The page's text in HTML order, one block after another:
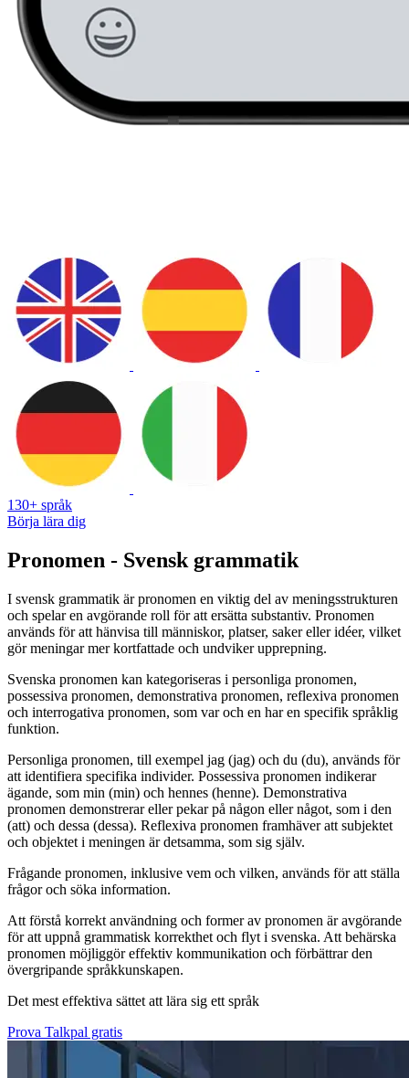
130+ språk
Börja lära dig
Pronomen - Svensk grammatik
I svensk grammatik är pronomen en viktig del av meningsstrukturen
och spelar en avgörande roll för att ersätta substantiv. Pronomen
används för att hänvisa till människor, platser, saker eller idéer, vilket
gör meningar mer kortfattade och undviker upprepning.
Svenska pronomen kan kategoriseras i personliga pronomen,
possessiva pronomen, demonstrativa pronomen, reflexiva pronomen
och interrogativa pronomen, som var och en har en specifik språklig
funktion.
Personliga pronomen, till exempel jag (jag) och du (du), används för
att identifiera specifika individer. Possessiva pronomen indikerar
ägande, som min (min) och hennes (henne). Demonstrativa
pronomen demonstrerar eller pekar på någon eller något, som i den
(att) och dessa (dessa). Reflexiva pronomen framhäver att subjektet
och objektet i meningen är detsamma, som sig själv.
Frågande pronomen, inklusive vem och vilken, används för att ställa
frågor och söka information.
Att förstå korrekt användning och former av pronomen är avgörande
för att uppnå grammatisk korrekthet och flyt i svenska. Att behärska
pronomen möjliggör effektiv kommunikation och förbättrar den
övergripande språkkunskapen.
Det mest effektiva sättet att lära sig ett språk
Prova Talkpal gratis